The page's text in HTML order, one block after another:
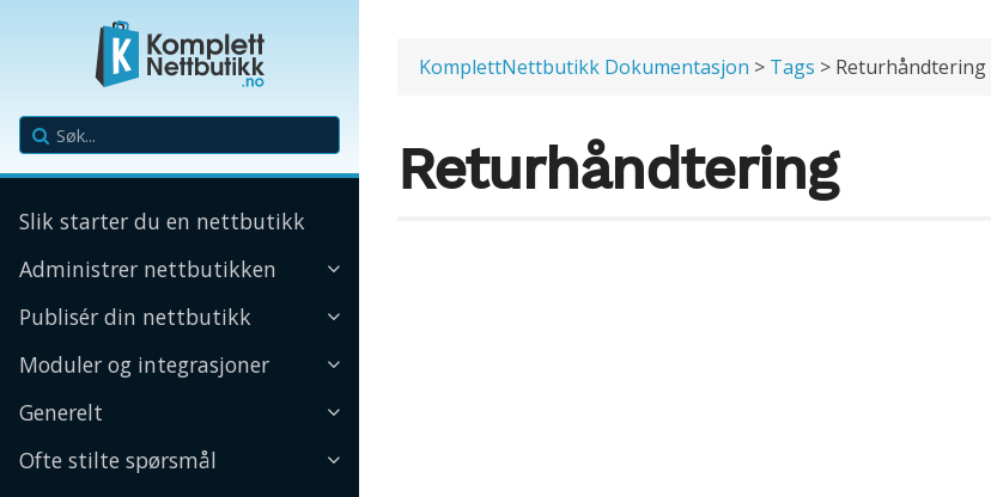
Slik starter du en nettbutikk
Administrer nettbutikken
Publisér din nettbutikk
Moduler og integrasjoner
Generelt
Ofte stilte spørsmål
KomplettNettbutikk Dokumentasjon > Tags > Returhåndtering
Returhåndtering